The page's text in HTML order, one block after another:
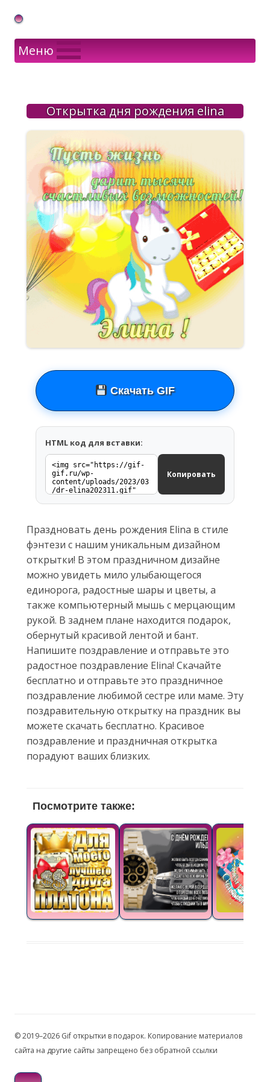
Gif Открытки в подарок
Меню
Открытка дня рождения elina
Скачать GIF
HTML код для вставки:
Копировать
Праздновать день рождения Elina в стиле
фэнтези с нашим уникальным дизайном
открытки! В этом праздничном дизайне
можно увидеть мило улыбающегося
единорога, радостные шары и цветы, а
также компьютерный мышь с мерцающим
рукой. В заднем плане находится подарок,
обернутый красивой лентой и бант.
Напишите поздравление и отправьте это
радостное поздравление Elina! Скачайте
бесплатно и отправьте это праздничное
поздравление любимой сестре или маме. Эту
поздравительную открытку на праздник вы
можете скачать бесплатно. Красивое
поздравление и праздничная открытка
порадуют ваших близких.
Посмотрите также:
© 2019–2026 Gif открытки в подарок. Копирование материалов
сайта на другие сайты запрещено без обратной ссылки